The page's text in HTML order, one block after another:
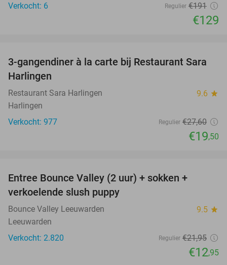
Verkocht: 6
Regulier €191
€129
29%
3-gangendiner à la carte bij Restaurant Sara
Harlingen
Restaurant Sara Harlingen 9.6 star
Harlingen
Verkocht: 977
Regulier €27,60
€19,50
Entree Bounce Valley (2 uur) + sokken +
verkoelende slush puppy
Bounce Valley Leeuwarden 9.5 star
Leeuwarden
Verkocht: 2.820
Regulier €21,95
€12,95